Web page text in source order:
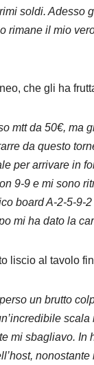
soldi. Adesso
rimane il mio
che gli ha
mtt da 50€, ma
da questo
per arrivare in
9-9 e mi sono
board A-2-5-9-
mi ha dato la
liscio al tavolo
un brutto
mi sbagliavo. In